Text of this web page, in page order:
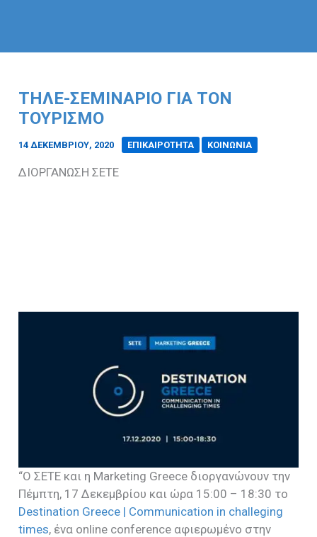
ΤΗΛΕ-ΣΕΜΙΝΑΡΙΟ ΓΙΑ ΤΟΝ
ΤΟΥΡΙΣΜΟ
14 ΔΕΚΕΜΒΡΊΟΥ, 2020 ΕΠΙΚΑΙΡΟΤΗΤΑ ΚΟΙΝΩΝΙΑ
ΔΙΟΡΓΑΝΩΣΗ ΣΕΤΕ
“Ο ΣΕΤΕ και η Marketing Greece διοργανώνουν την
Πέμπτη, 17 Δεκεμβρίου και ώρα 15:00 – 18:30 το
Destination Greece | Communication in challeging
times, ένα online conference αφιερωμένο στην